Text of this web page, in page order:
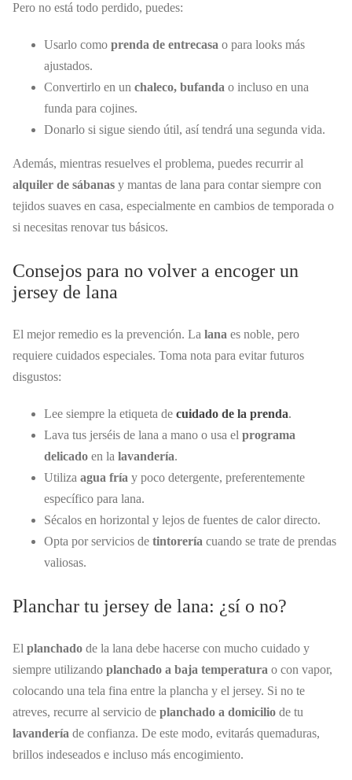
Pero no está todo perdido, puedes:
Usarlo como prenda de entrecasa o para looks más
ajustados.
Convertirlo en un chaleco, bufanda o incluso en una
funda para cojines.
Donarlo si sigue siendo útil, así tendrá una segunda vida.
Además, mientras resuelves el problema, puedes recurrir al
alquiler de sábanas y mantas de lana para contar siempre con
tejidos suaves en casa, especialmente en cambios de temporada o
si necesitas renovar tus básicos.
Consejos para no volver a encoger un
jersey de lana
El mejor remedio es la prevención. La lana es noble, pero
requiere cuidados especiales. Toma nota para evitar futuros
disgustos:
Lee siempre la etiqueta de cuidado de la prenda.
Lava tus jerséis de lana a mano o usa el programa
delicado en la lavandería.
Utiliza agua fría y poco detergente, preferentemente
específico para lana.
Sécalos en horizontal y lejos de fuentes de calor directo.
Opta por servicios de tintorería cuando se trate de prendas
valiosas.
Planchar tu jersey de lana: ¿sí o no?
El planchado de la lana debe hacerse con mucho cuidado y
siempre utilizando planchado a baja temperatura o con vapor,
colocando una tela fina entre la plancha y el jersey. Si no te
atreves, recurre al servicio de planchado a domicilio de tu
lavandería de confianza. De este modo, evitarás quemaduras,
brillos indeseados e incluso más encogimiento.